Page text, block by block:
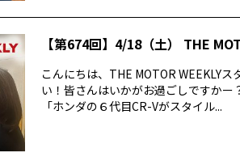
【第674回】4/18（土） THE
こんにちは、THE MOTOR WEEKLY
い！皆さんはいかがお過ごしですか
「ホンダの６代目CR-Vがスタイル...